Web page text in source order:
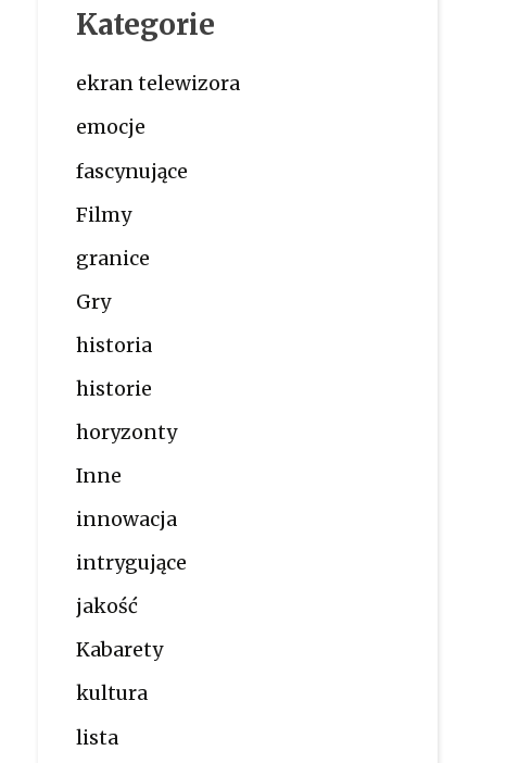
Kategorie
ekran telewizora
emocje
fascynujące
Filmy
granice
Gry
historia
historie
horyzonty
Inne
innowacja
intrygujące
jakość
Kabarety
kultura
lista